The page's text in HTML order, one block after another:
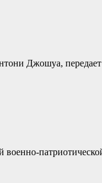
Джошуа,
военно-